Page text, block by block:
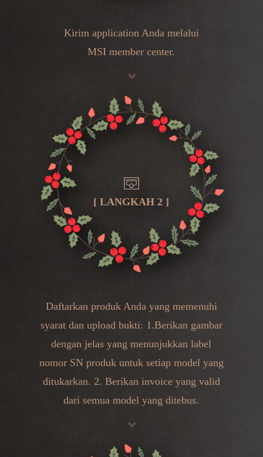
Kirim application Anda melalui
MSI member center.
[ LANGKAH 2 ]
Daftarkan produk Anda yang memenuhi
syarat dan upload bukti: 1.Berikan gambar
dengan jelas yang menunjukkan label
nomor SN produk untuk setiap model yang
ditukarkan. 2. Berikan invoice yang valid
dari semua model yang ditebus.